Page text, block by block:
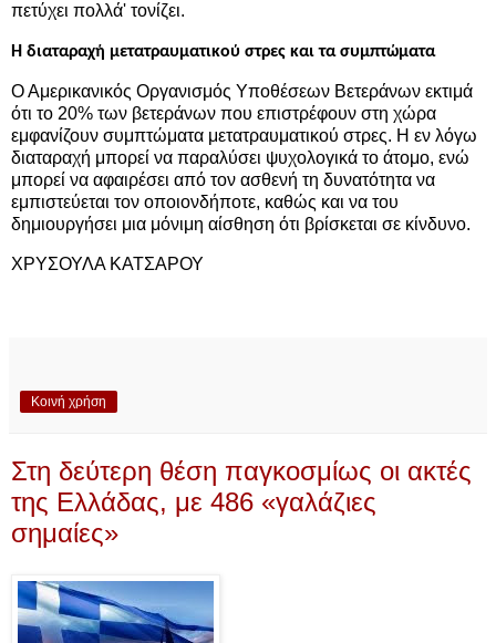
πετύχει πολλά' τονίζει.
Η διαταραχή μετατραυματικού στρες και τα συμπτώματα
Ο Αμερικανικός Οργανισμός Υποθέσεων Βετεράνων εκτιμά
ότι το 20% των βετεράνων που επιστρέφουν στη χώρα
εμφανίζουν συμπτώματα μετατραυματικού στρες. Η εν λόγω
διαταραχή μπορεί να παραλύσει ψυχολογικά το άτομο, ενώ
μπορεί να αφαιρέσει από τον ασθενή τη δυνατότητα να
εμπιστεύεται τον οποιονδήποτε, καθώς και να του
δημιουργήσει μια μόνιμη αίσθηση ότι βρίσκεται σε κίνδυνο.
ΧΡΥΣΟΥΛΑ ΚΑΤΣΑΡΟΥ
Κοινή χρήση
Στη δεύτερη θέση παγκοσμίως οι ακτές
της Ελλάδας, με 486 «γαλάζιες
σημαίες»